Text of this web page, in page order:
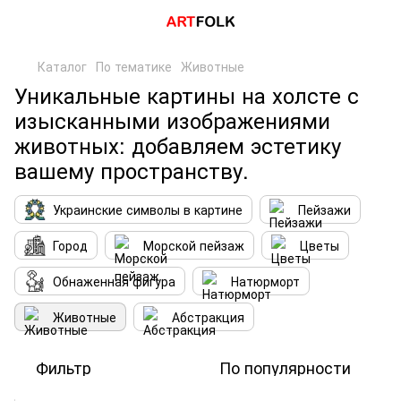
Каталог По тематике Животные
Уникальные картины на холсте с
изысканными изображениями
животных: добавляем эстетику
вашему пространству.
Украинские символы в картине
Пейзажи
Город
Морской пейзаж
Цветы
Обнаженная фигура
Натюрморт
Животные
Абстракция
Фильтр По популярности